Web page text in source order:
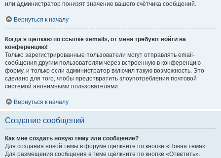
или администратор понизят значение вашего счётчика сообщений.
Вернуться к началу
Когда я щёлкаю по ссылке «email», от меня требуют войти на
конференцию!
Только зарегистрированные пользователи могут отправлять email-
сообщения другим пользователям через встроенную в конференцию
форму, и только если администратор включил такую возможность. Это
сделано для того, чтобы предотвратить злоупотребления почтовой
системой анонимными пользователями.
Вернуться к началу
Создание сообщений
Как мне создать новую тему или сообщение?
Для создания новой темы в форуме щёлкните по кнопке «Новая тема».
Для размещения сообщения в теме щёлкните по кнопке «Ответить».